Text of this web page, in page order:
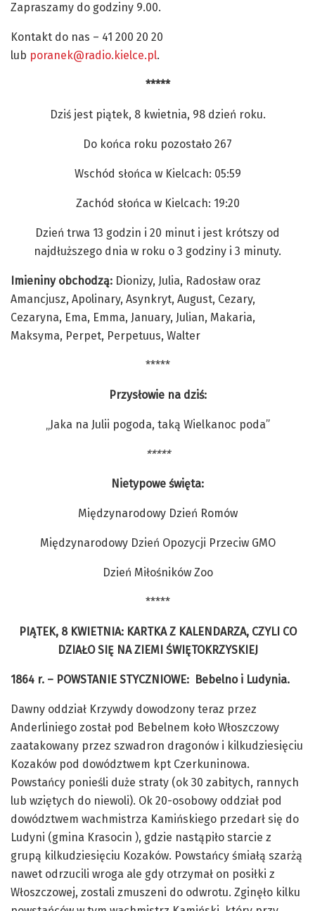
Zapraszamy do godziny 9.00.
Kontakt do nas – 41 200 20 20
lub poranek@radio.kielce.pl.
*****
Dziś jest piątek, 8 kwietnia, 98 dzień roku.
Do końca roku pozostało 267
Wschód słońca w Kielcach: 05:59
Zachód słońca w Kielcach: 19:20
Dzień trwa 13 godzin i 20 minut i jest krótszy od
najdłuższego dnia w roku o 3 godziny i 3 minuty.
Imieniny obchodzą: Dionizy, Julia, Radosław oraz
Amancjusz, Apolinary, Asynkryt, August, Cezary,
Cezaryna, Ema, Emma, January, Julian, Makaria,
Maksyma, Perpet, Perpetuus, Walter
*****
Przysłowie na dziś:
„Jaka na Julii pogoda, taką Wielkanoc poda”
*****
Nietypowe święta:
Międzynarodowy Dzień Romów
Międzynarodowy Dzień Opozycji Przeciw GMO
Dzień Miłośników Zoo
*****
PIĄTEK, 8 KWIETNIA: KARTKA Z KALENDARZA, CZYLI CO
DZIAŁO SIĘ NA ZIEMI ŚWIĘTOKRZYSKIEJ
1864 r. – POWSTANIE STYCZNIOWE: Bebelno i Ludynia.
Dawny oddział Krzywdy dowodzony teraz przez
Anderliniego został pod Bebelnem koło Włoszczowy
zaatakowany przez szwadron dragonów i kilkudziesięciu
Kozaków pod dowództwem kpt Czerkuninowa.
Powstańcy ponieśli duże straty (ok 30 zabitych, rannych
lub wziętych do niewoli). Ok 20-osobowy oddział pod
dowództwem wachmistrza Kamińskiego przedarł się do
Ludyni (gmina Krasocin ), gdzie nastąpiło starcie z
grupą kilkudziesięciu Kozaków. Powstańcy śmiałą szarżą
nawet odrzucili wroga ale gdy otrzymał on posiłki z
Włoszczowej, zostali zmuszeni do odwrotu. Zginęło kilku